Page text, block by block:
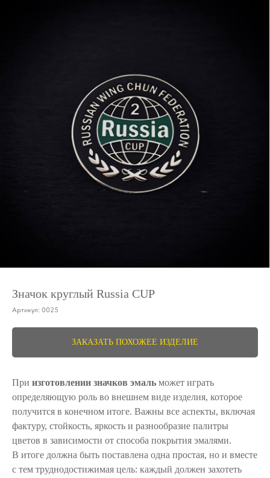
Значок круглый Russia CUP
Артикул: 0025
ЗАКАЗАТЬ ПОХОЖЕЕ ИЗДЕЛИЕ
При изготовлении значков эмаль может играть
определяющую роль во внешнем виде изделия, которое
получится в конечном итоге. Важны все аспекты, включая
фактуру, стойкость, яркость и разнообразие палитры
цветов в зависимости от способа покрытия эмалями.
В итоге должна быть поставлена одна простая, но и вместе
с тем труднодостижимая цель: каждый должен захотеть